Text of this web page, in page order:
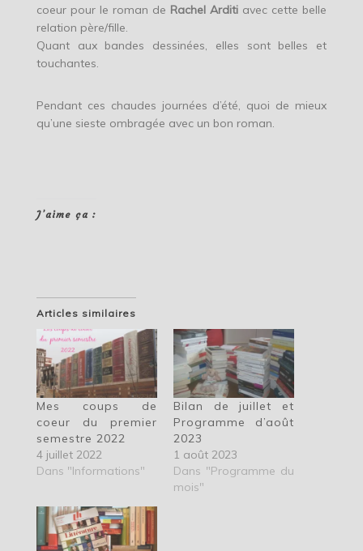
coeur pour le roman de Rachel Arditi avec cette belle
relation père/fille.
Quant aux bandes dessinées, elles sont belles et
touchantes.
Pendant ces chaudes journées d’été, quoi de mieux
qu’une sieste ombragée avec un bon roman.
J’aime ça :
Articles similaires
Mes coups de
coeur du premier
semestre 2022
4 juillet 2022
Dans "Informations"
Bilan de juillet et
Programme d’août
2023
1 août 2023
Dans "Programme du
mois"